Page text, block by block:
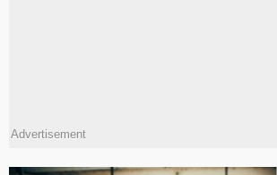
Advertisement